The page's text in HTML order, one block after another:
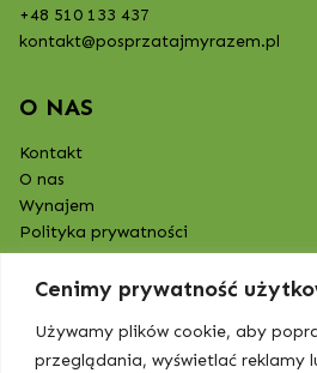
Cenimy prywatność
Używamy plików cookie, aby
przeglądania, wyświetlać reklamy
+48 510 133 437
kontakt@posprzatajmyrazem.pl
O NAS
Kontakt
O nas
Wynajem
Polityka prywatności